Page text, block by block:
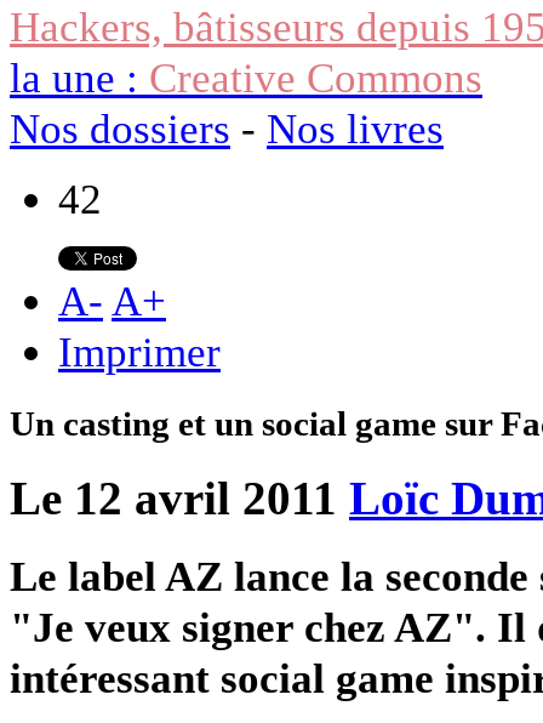
Hackers, bâtisseurs depuis
la une : Creative Commons
Nos dossiers - Nos livres
42
A- A+
Imprimer
Un casting et un social game sur
Le 12 avril 2011 Loïc
Le label AZ lance la
"Je veux signer chez AZ". Il
intéressant social game